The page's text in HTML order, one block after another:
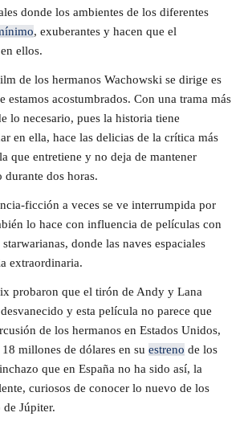
donde los ambientes de los diferentes
, exuberantes y hacen que el
ellos.
de los hermanos Wachowski se dirige es
estamos acostumbrados. Con una trama más
lo necesario, pues la historia tiene
en ella, hace las delicias de la crítica más
que entretiene y no deja de mantener
dos horas.
ficción a veces se ve interrumpida por
lo hace con influencia de películas con
donde las naves espaciales
extraordinaria.
probaron que el tirón de Andy y Lana
y esta película no parece que
de los hermanos en Estados Unidos,
millones de dólares en su estreno de los
que en España no ha sido así, la
curiosos de conocer lo nuevo de los
Júpiter.